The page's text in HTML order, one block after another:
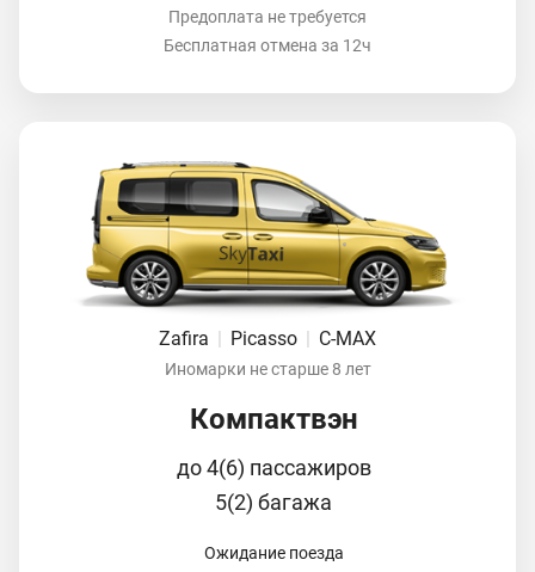
Предоплата не требуется
Бесплатная отмена за 12ч
Zafira | Picasso | C-MAX
Иномарки не старше 8 лет
Компактвэн
до 4(6) пассажиров
5(2) багажа
Ожидание поезда